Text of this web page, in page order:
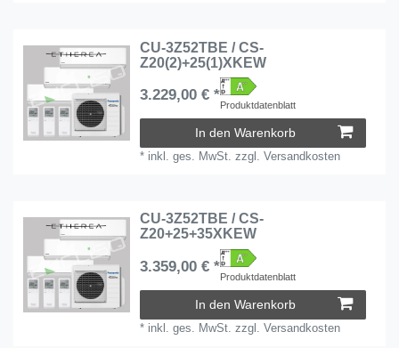
CU-3Z52TBE / CS-
Z20(2)+25(1)XKEW
Produktdatenblatt
3.229,00 € *
In den Warenkorb
* inkl. ges. MwSt. zzgl.Versandkosten
CU-3Z52TBE / CS-
Z20+25+35XKEW
Produktdatenblatt
3.359,00 € *
In den Warenkorb
* inkl. ges. MwSt. zzgl.Versandkosten